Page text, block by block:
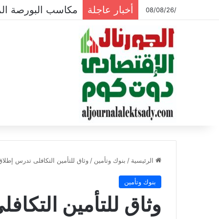
/08/08/26 أخبار عاجلة مكاسب البورصة المصرية تتجاوز
الرئيسية / بنوك وتأمين / وثاق للتأمين التكافلى تدرس إطلاق
بنوك وتأمين
وثاق للتأمين